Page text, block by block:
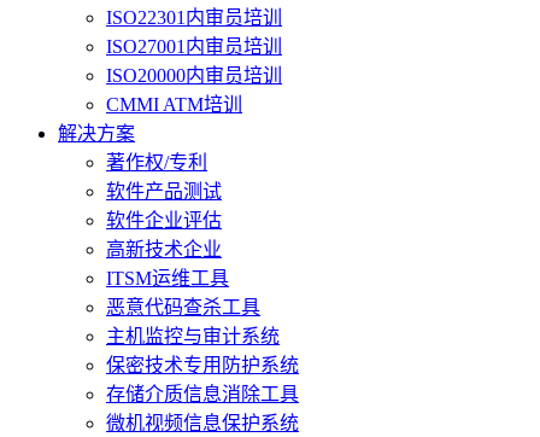
ISO22301内审员培训
ISO27001内审员培训
ISO20000内审员培训
CMMI ATM培训
解决方案
著作权/专利
软件产品测试
软件企业评估
高新技术企业
ITSM运维工具
恶意代码查杀工具
主机监控与审计系统
保密技术专用防护系统
存储介质信息消除工具
微机视频信息保护系统